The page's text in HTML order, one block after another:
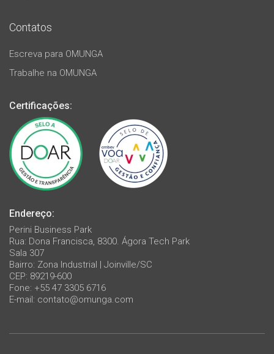
Contatos
Escreva para OMUNGA
Trabalhe na OMUNGA
Certificações:
Endereço:
Perini Business Park
Rua: Dona Francisca, 8300. Ágora Tech Park
Sala 307
Bairro: Zona Industrial | Joinville/SC
CEP: 89219-600
Fone: +55 47 3305 6716
E-mail: contato@omunga.com